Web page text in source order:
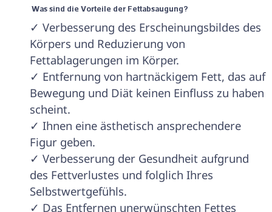
Was sind die Vorteile der Fettabsaugung?
✓ Verbesserung des Erscheinungsbildes des
Körpers und Reduzierung von
Fettablagerungen im Körper.
✓ Entfernung von hartnäckigem Fett, das auf
Bewegung und Diät keinen Einfluss zu haben
scheint.
✓ Ihnen eine ästhetisch ansprechendere
Figur geben.
✓ Verbesserung der Gesundheit aufgrund
des Fettverlustes und folglich Ihres
Selbstwertgefühls.
✓ Das Entfernen unerwünschten Fettes